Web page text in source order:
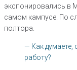
экспонировались в
самом кампусе. По
полтора.
— Как думаете,
работу?